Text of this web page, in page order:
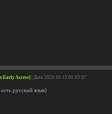
Early Access] | Дата 2023-10-13 00:03:37
русский язык)